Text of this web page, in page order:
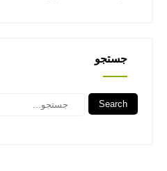
جستجو
Search